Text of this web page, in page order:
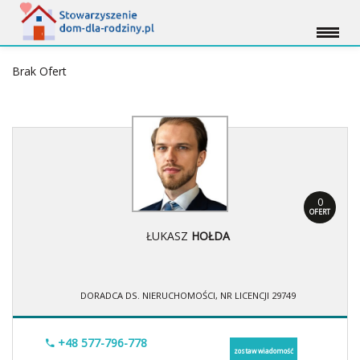
Brak Ofert
0
OFERT
ŁUKASZ HOŁDA
DORADCA DS. NIERUCHOMOŚCI, NR LICENCJI 29749
+48 577-796-778
zostaw wiadomość